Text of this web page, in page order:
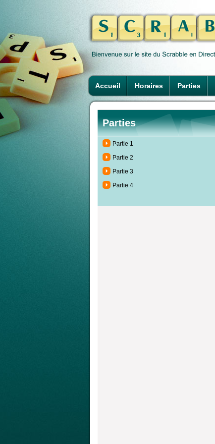
Accueil Horaires Parties
Parties
Partie 1
Partie 2
Partie 3
Partie 4